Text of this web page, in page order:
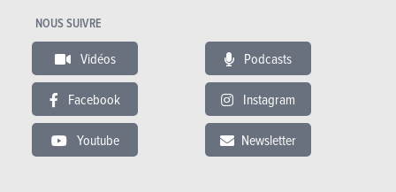
NOUS SUIVRE
Vidéos Podcasts
Facebook Instagram
Youtube Newsletter
L’exception Bronco